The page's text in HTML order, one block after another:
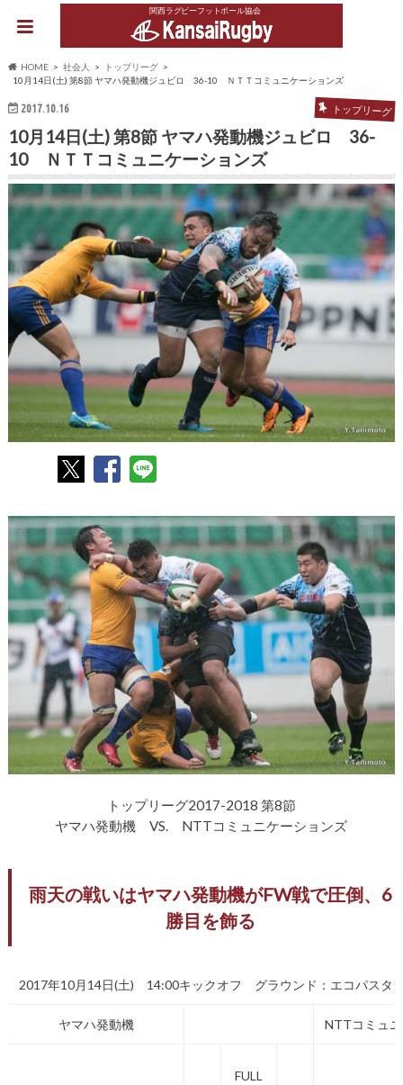
関西ラグビーフットボール協会
HOME 社会人
トップリーグ
10月14日(土) 第8節 ヤマハ発動機ジュビロ 36-10 ＮＴＴコミュニケーションズ
2017.10.16 トップリーグ
10月14日(土) 第8節 ヤマハ発動機ジュビロ 36-
10 ＮＴＴコミュニケーションズ
トップリーグ2017-2018 第8節
ヤマハ発動機 VS. NTTコミュニケーションズ
雨天の戦いはヤマハ発動機がFW戦で圧倒、6
勝目を飾る
2017年10月14日(土) 14:00キックオフ グラウンド：エコパスタ
ヤマハ発動機 NTTコミュ
FULL